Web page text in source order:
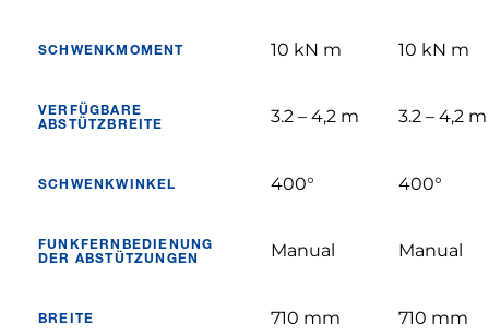
SCHWENKMOMENT 10 kN m 10 kN m
VERFÜGBARE
ABSTÜTZBREITE
3.2 – 4,2 m 3.2 – 4,2 m
SCHWENKWINKEL 400° 400°
FUNKFERNBEDIENUNG
DER ABSTÜTZUNGEN
Manual Manual
BREITE 710 mm 710 mm